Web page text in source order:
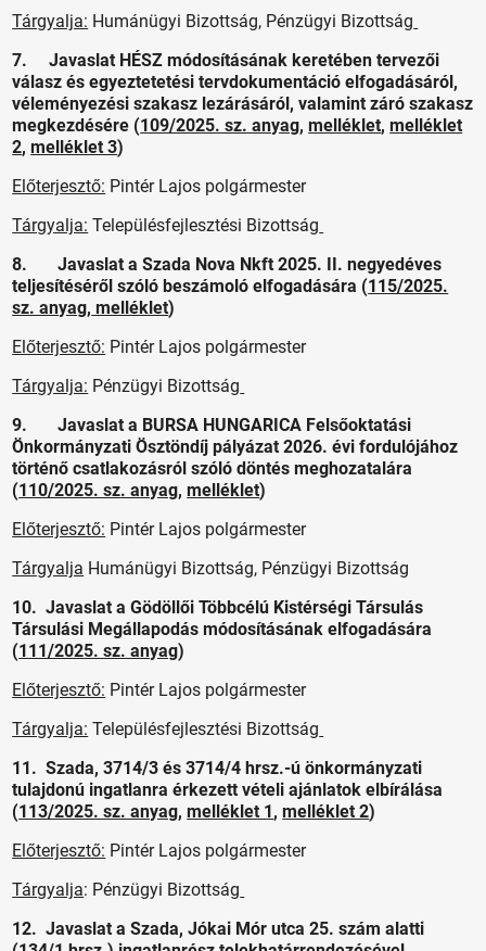
Tárgyalja: Humánügyi Bizottság, Pénzügyi Bizottság
7. Javaslat HÉSZ módosításának keretében tervezői
válasz és egyeztetetési tervdokumentáció elfogadásáról,
véleményezési szakasz lezárásáról, valamint záró szakasz
megkezdésére (109/2025. sz. anyag,melléklet,melléklet
2,melléklet 3)
Előterjesztő: Pintér Lajos polgármester
Tárgyalja: Településfejlesztési Bizottság
8. Javaslat a Szada Nova Nkft 2025. II. negyedéves
teljesítéséről szóló beszámoló elfogadására (115/2025.
sz. anyag, melléklet)
Előterjesztő: Pintér Lajos polgármester
Tárgyalja: Pénzügyi Bizottság
9. Javaslat a BURSA HUNGARICA Felsőoktatási
Önkormányzati Ösztöndíj pályázat 2026. évi fordulójához
történő csatlakozásról szóló döntés meghozatalára
(110/2025. sz. anyag,melléklet)
Előterjesztő: Pintér Lajos polgármester
Tárgyalja Humánügyi Bizottság, Pénzügyi Bizottság
10. Javaslat a Gödöllői Többcélú Kistérségi Társulás
Társulási Megállapodás módosításának elfogadására
(111/2025. sz. anyag)
Előterjesztő: Pintér Lajos polgármester
Tárgyalja: Településfejlesztési Bizottság
11. Szada, 3714/3 és 3714/4 hrsz.-ú önkormányzati
tulajdonú ingatlanra érkezett vételi ajánlatok elbírálása
(113/2025. sz. anyag,melléklet 1,melléklet 2)
Előterjesztő: Pintér Lajos polgármester
Tárgyalja: Pénzügyi Bizottság
12. Javaslat a Szada, Jókai Mór utca 25. szám alatti